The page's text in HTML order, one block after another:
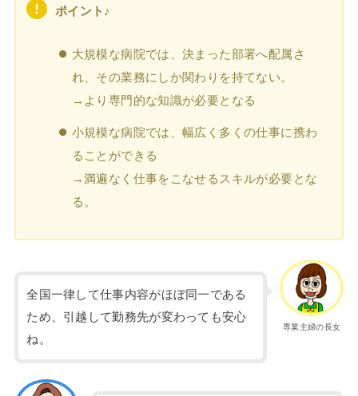
ポイント♪
大規模な病院では、決まった部署へ配属さ
れ、その業務にしか関わりを持てない。
→より専門的な知識が必要となる
小規模な病院では、幅広く多くの仕事に携わ
ることができる
→満遍なく仕事をこなせるスキルが必要とな
る。
専業主婦の長女
全国一律して仕事内容がほぼ同一である
ため、引越して勤務先が変わっても安心
ね。